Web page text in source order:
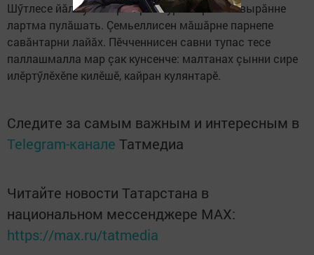
Шӳтлесе йăл кулса ирттерни кӳрентерекене вырăнне
лартма пулăшать. Çемьеллисен мăшăрне парнепе
савăнтарни лайăх. Пӗчченнисен савни тупас тесе
паллашмалла мар çак кунсенче: малтанах çынни сире
илӗртӳлӗхӗпе килӗшӗ, кайран кулянтарӗ.
Следите за самым важным и интересным в
Telegram-канале Татмедиа
Читайте новости Татарстана в
национальном мессенджере MАХ:
https://max.ru/tatmedia